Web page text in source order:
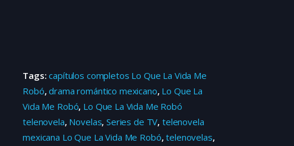
Tags:capítulos completos Lo Que La Vida Me
Robó,drama romántico mexicano, Lo Que La
Vida Me Robó, Lo Que La Vida Me Robó
telenovela, Novelas,Series de TV, telenovela
mexicana Lo Que La Vida Me Robó,telenovelas,